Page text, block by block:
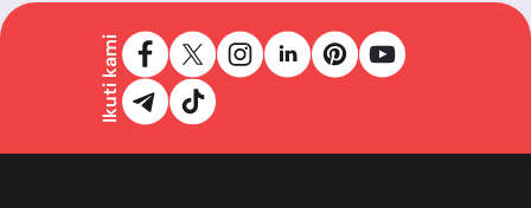
Ikuti kami